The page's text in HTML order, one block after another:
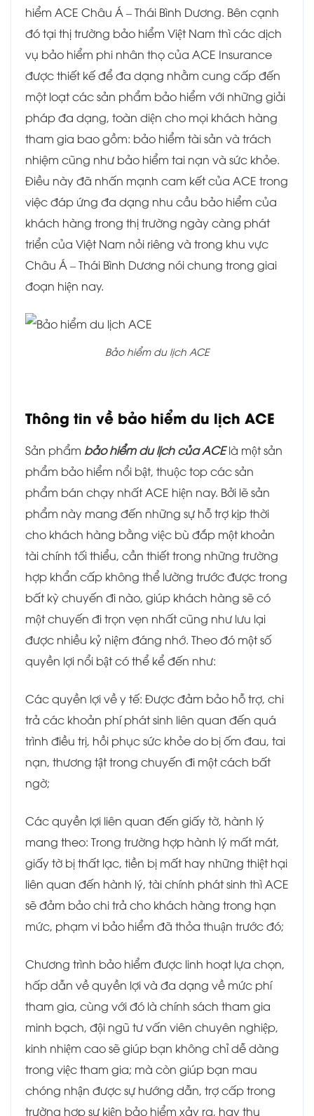
hiểm ACE Châu Á – Thái Bình Dương. Bên cạnh
đó tại thị trường bảo hiểm Việt Nam thì các dịch
vụ bảo hiểm phi nhân thọ của ACE Insurance
được thiết kế để đa dạng nhằm cung cấp đến
một loạt các sản phẩm bảo hiểm với những giải
pháp đa dạng, toàn diện cho mọi khách hàng
tham gia bao gồm: bảo hiểm tài sản và trách
nhiệm cũng như bảo hiểm tai nạn và sức khỏe.
Điều này đã nhấn mạnh cam kết của ACE trong
việc đáp ứng đa dạng nhu cầu bảo hiểm của
khách hàng trong thị trường ngày càng phát
triển của Việt Nam nỏi riêng và trong khu vực
Châu Á – Thái Bình Dương nói chung trong giai
đoạn hiện nay.
Bảo hiểm du lịch ACE
Thông tin về bảo hiểm du lịch ACE
Sản phẩm bảo hiểm du lịch của ACElà một sản
phẩm bảo hiểm nổi bật, thuộc top các sản
phẩm bán chạy nhất ACE hiện nay. Bởi lẽ sản
phẩm này mang đến những sự hỗ trợ kịp thời
cho khách hàng bằng việc bù đắp một khoản
tài chính tối thiểu, cần thiết trong những trường
hợp khẩn cấp không thể lường trước được trong
bất kỳ chuyến đi nào, giúp khách hàng sẽ có
một chuyến đi trọn vẹn nhất cũng như lưu lại
được nhiều kỷ niệm đáng nhớ. Theo đó một số
quyền lợi nổi bật có thể kể đến như:
Các quyền lợi về y tế: Được đảm bảo hỗ trợ, chi
trả các khoản phí phát sinh liên quan đến quá
trình điều trị, hồi phục sức khỏe do bị ốm đau, tai
nạn, thương tật trong chuyến đi một cách bất
ngờ;
Các quyền lợi liên quan đến giấy tờ, hành lý
mang theo: Trong trường hợp hành lý mất mát,
giấy tờ bị thất lạc, tiền bị mất hay những thiệt hại
liên quan đến hành lý, tài chính phát sinh thì ACE
sẽ đảm bảo chi trả cho khách hàng trong hạn
mức, phạm vi bảo hiểm đã thỏa thuận trước đó;
Chương trình bảo hiểm được linh hoạt lựa chọn,
hấp dẫn về quyền lợi và đa dạng về mức phí
tham gia, cùng với đó là chính sách tham gia
minh bạch, đội ngũ tư vấn viên chuyên nghiệp,
kinh nhiệm cao sẽ giúp bạn không chỉ dễ dàng
trong việc tham gia; mà còn giúp bạn mau
chóng nhận được sự hướng dẫn, trợ cấp trong
trường hợp sự kiện bảo hiểm xảy ra, hay thụ